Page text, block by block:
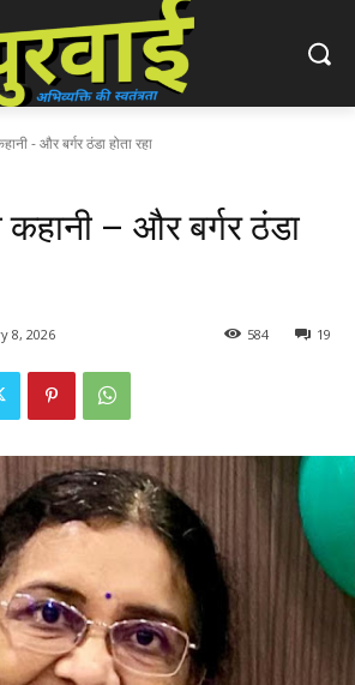
- और बर्गर ठंडा होता रहा
कहानी – और बर्गर ठंडा
8, 2026 19
584